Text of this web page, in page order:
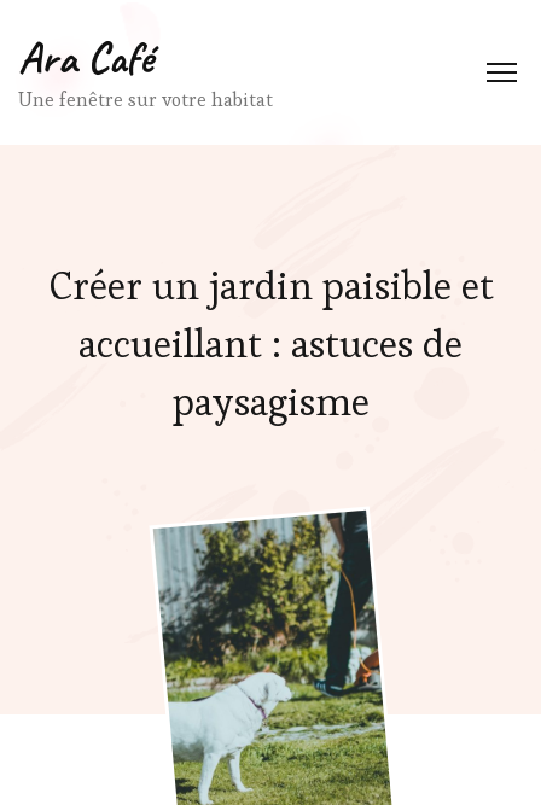
Ara Café
Une fenêtre sur votre habitat
Créer un jardin paisible et
accueillant : astuces de
paysagisme